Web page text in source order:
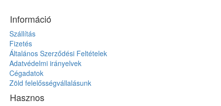
Információ
Szállítás
Fizetés
Általános Szerződési Feltételek
Adatvédelmi irányelvek
Cégadatok
Zöld felelősségvállalásunk
Hasznos